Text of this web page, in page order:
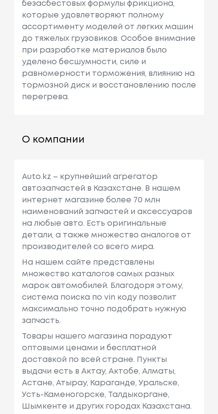
безасбестовых формулы фрикциона,
которые удовлетворяют полному
ассортименту моделей от легких машин
до тяжелых грузовиков. Особое внимание
при разработке материалов было
уделено бесшумности, силе и
равномерности торможения, влиянию на
тормозной диск и восстановлению после
перегрева.
О компании
Auto.kz – крупнейший агрегатор
автозапчастей в Казахстане. В нашем
интернет магазине более 70 млн
наименований запчастей и аксессуаров
на любые авто. Есть оригинальные
детали, а также множество аналогов от
производителей со всего мира.
На нашем сайте представлены
множество каталогов самых разных
марок автомобилей. Благодоря этому,
система поиска по vin коду позволит
максимально точно подобрать нужную
запчасть.
Товары нашего магазина порадуют
оптовыми ценами и бесплатной
доставкой по всей стране. Пункты
выдачи есть в Актау, Актобе, Алматы,
Астане, Атырау, Караганде, Уральске,
Усть-Каменогорске, Талдыкоргане,
Шымкенте и других городах Казахстана.